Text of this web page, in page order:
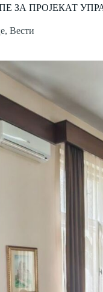
ЗА ПРОЈЕКАТ
, Вести